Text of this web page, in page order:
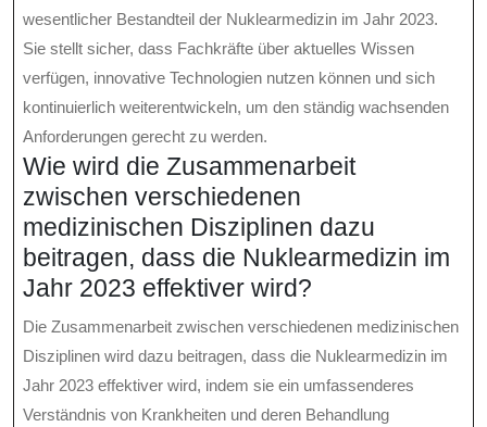
wesentlicher Bestandteil der Nuklearmedizin im Jahr 2023.
Sie stellt sicher, dass Fachkräfte über aktuelles Wissen
verfügen, innovative Technologien nutzen können und sich
kontinuierlich weiterentwickeln, um den ständig wachsenden
Anforderungen gerecht zu werden.
Wie wird die Zusammenarbeit
zwischen verschiedenen
medizinischen Disziplinen dazu
beitragen, dass die Nuklearmedizin im
Jahr 2023 effektiver wird?
Die Zusammenarbeit zwischen verschiedenen medizinischen
Disziplinen wird dazu beitragen, dass die Nuklearmedizin im
Jahr 2023 effektiver wird, indem sie ein umfassenderes
Verständnis von Krankheiten und deren Behandlung